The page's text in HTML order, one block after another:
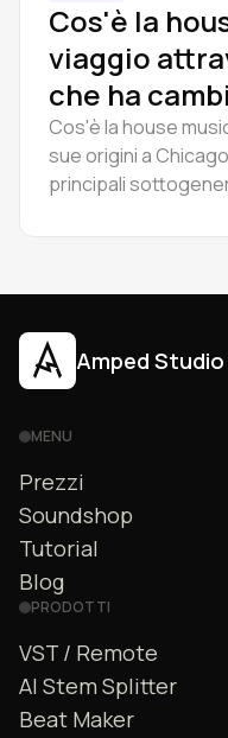
Cos'è la
viaggio
che ha
music per
Cos'è la house
sue origini a
principali
Amped Studio
MENU
Prezzi
Soundshop
Tutorial
Blog
PRODOTTI
VST / Remote
AI Stem Splitter
Beat Maker